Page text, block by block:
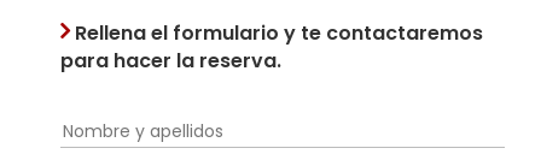
Rellena el formulario y te contactaremos
para hacer la reserva.